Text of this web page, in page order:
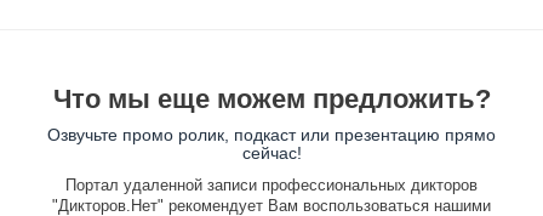
Что мы еще можем предложить?
Озвучьте промо ролик, подкаст или презентацию прямо
сейчас!
Портал удаленной записи профессиональных дикторов
"Дикторов.Нет" рекомендует Вам воспользоваться нашими